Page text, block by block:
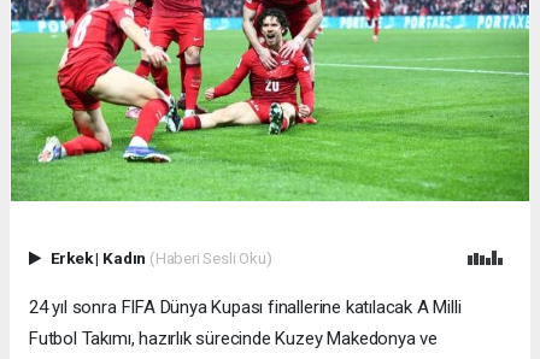
Erkek| Kadın (Haberi Sesli Oku)
24 yıl sonra FIFA Dünya Kupası finallerine katılacak A Milli
Futbol Takımı, hazırlık sürecinde Kuzey Makedonya ve